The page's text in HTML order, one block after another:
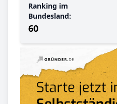
Ranking im
Bundesland:
60